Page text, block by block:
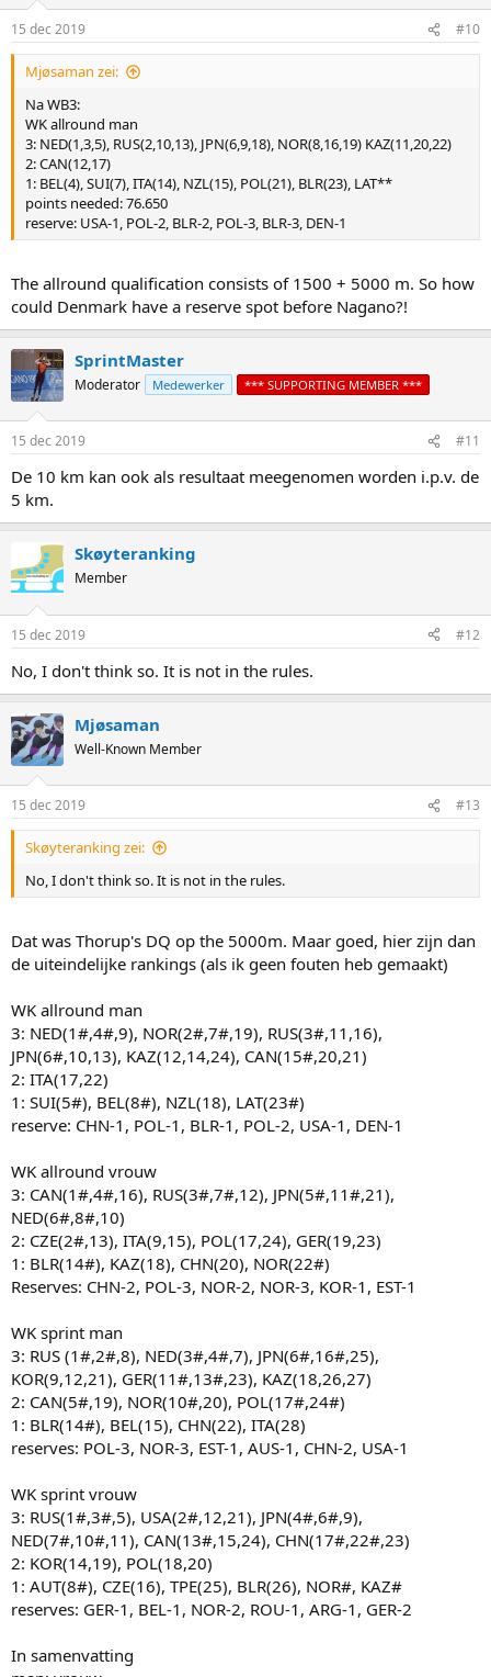
15 dec 2019 #10
Mjøsaman zei:
Na WB3:
WK allround man
3: NED(1,3,5), RUS(2,10,13), JPN(6,9,18), NOR(8,16,19) KAZ(11,20,22)
2: CAN(12,17)
1: BEL(4), SUI(7), ITA(14), NZL(15), POL(21), BLR(23), LAT**
points needed: 76.650
reserve: USA-1, POL-2, BLR-2, POL-3, BLR-3, DEN-1
The allround qualification consists of 1500 + 5000 m. So how
could Denmark have a reserve spot before Nagano?!
SprintMaster
Moderator Medewerker *** SUPPORTING MEMBER ***
15 dec 2019 #11
De 10 km kan ook als resultaat meegenomen worden i.p.v. de
5 km.
Skøyteranking
Member
15 dec 2019 #12
No, I don't think so. It is not in the rules.
Mjøsaman
Well-Known Member
15 dec 2019 #13
Skøyteranking zei:
No, I don't think so. It is not in the rules.
Dat was Thorup's DQ op the 5000m. Maar goed, hier zijn dan
de uiteindelijke rankings (als ik geen fouten heb gemaakt)
WK allround man
3: NED(1#,4#,9), NOR(2#,7#,19), RUS(3#,11,16),
JPN(6#,10,13), KAZ(12,14,24), CAN(15#,20,21)
2: ITA(17,22)
1: SUI(5#), BEL(8#), NZL(18), LAT(23#)
reserve: CHN-1, POL-1, BLR-1, POL-2, USA-1, DEN-1
WK allround vrouw
3: CAN(1#,4#,16), RUS(3#,7#,12), JPN(5#,11#,21),
NED(6#,8#,10)
2: CZE(2#,13), ITA(9,15), POL(17,24), GER(19,23)
1: BLR(14#), KAZ(18), CHN(20), NOR(22#)
Reserves: CHN-2, POL-3, NOR-2, NOR-3, KOR-1, EST-1
WK sprint man
3: RUS (1#,2#,8), NED(3#,4#,7), JPN(6#,16#,25),
KOR(9,12,21), GER(11#,13#,23), KAZ(18,26,27)
2: CAN(5#,19), NOR(10#,20), POL(17#,24#)
1: BLR(14#), BEL(15), CHN(22), ITA(28)
reserves: POL-3, NOR-3, EST-1, AUS-1, CHN-2, USA-1
WK sprint vrouw
3: RUS(1#,3#,5), USA(2#,12,21), JPN(4#,6#,9),
NED(7#,10#,11), CAN(13#,15,24), CHN(17#,22#,23)
2: KOR(14,19), POL(18,20)
1: AUT(8#), CZE(16), TPE(25), BLR(26), NOR#, KAZ#
reserves: GER-1, BEL-1, NOR-2, ROU-1, ARG-1, GER-2
In samenvatting